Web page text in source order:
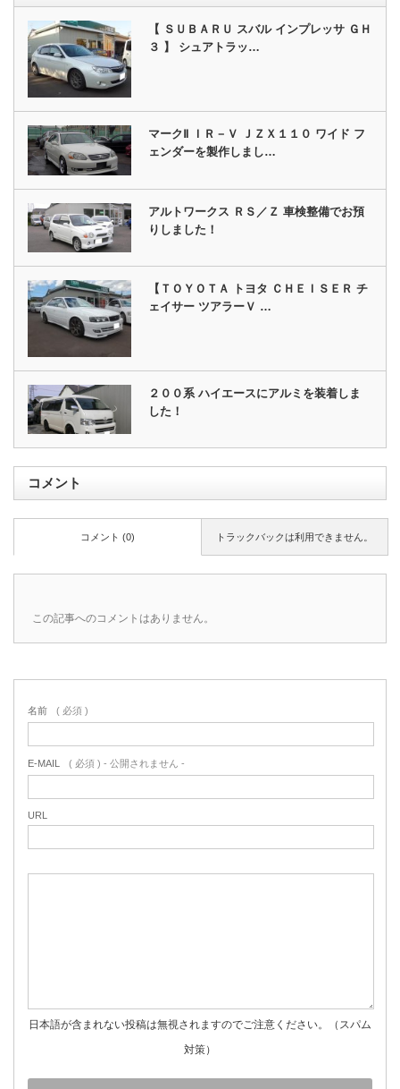
【 ＳＵＢＡＲＵ スバル インプレッサ ＧＨ
３ 】 シュアトラッ…
マークⅡ ＩＲ－Ｖ ＪＺＸ１１０ ワイド フ
ェンダーを製作しまし…
アルトワークス ＲＳ／Ｚ 車検整備でお預
りしました！
【ＴＯＹＯＴＡ トヨタ ＣＨＥＩＳＥＲ チ
ェイサー ツアラーＶ …
２００系 ハイエースにアルミを装着しま
した！
コメント
トラックバックは利用できません。
コメント (0)
この記事へのコメントはありません。
名前 ( 必須 )
E-MAIL ( 必須 ) - 公開されません -
URL
日本語が含まれない投稿は無視されますのでご注意ください。（スパム
対策）